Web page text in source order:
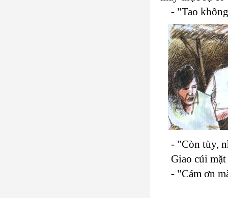
- "Tao
- "Còn tùy,
Giao cúi
- "Cám ơn